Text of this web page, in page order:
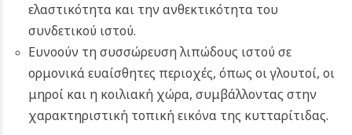
ελαστικότητα και την ανθεκτικότητα του
συνδετικού ιστού.
Ευνοούν τη συσσώρευση λιπώδους ιστού σε
ορμονικά ευαίσθητες περιοχές, όπως οι γλουτοί, οι
μηροί και η κοιλιακή χώρα, συμβάλλοντας στην
χαρακτηριστική τοπική εικόνα της κυτταρίτιδας.